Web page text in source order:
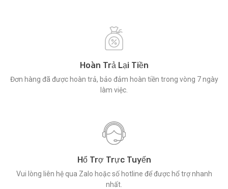
Hoàn Trả Lại Tiền
Đơn hàng đã được hoàn trả, bảo đảm hoàn tiền trong vòng 7 ngày
làm việc.
Hổ Trợ Trực Tuyến
Vui lòng liên hệ qua Zalo hoặc số hotline để được hổ trợ nhanh
nhất.